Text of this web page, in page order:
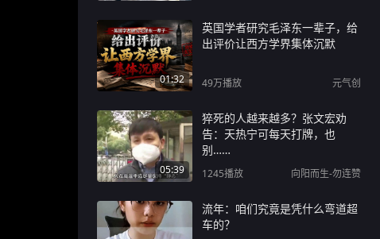
01:32
英国学者研究毛泽东一辈子，给
出评价让西方学界集体沉默
49万播放 元气创
05:39
猝死的人越来越多？张文宏劝
告：天热宁可每天打牌，也
别……
1245播放 向阳而生-勿连赞
流年：咱们究竟是凭什么弯道超
车的？